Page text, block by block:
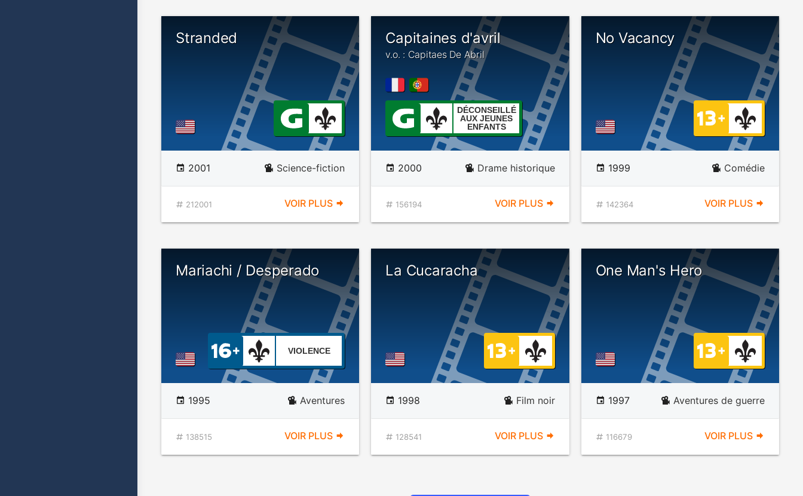
Stranded
2001 Science-fiction
212001 VOIR PLUS
Capitaines d'avril
v.o. : Capitaes De Abril
DÉCONSEILLÉ
AUX JEUNES
ENFANTS
2000 Drame historique
156194 VOIR PLUS
No Vacancy
1999 Comédie
142364 VOIR PLUS
Mariachi / Desperado
VIOLENCE
1995 Aventures
138515 VOIR PLUS
La Cucaracha
1998 Film noir
128541 VOIR PLUS
One Man's Hero
1997 Aventures de guerre
116679 VOIR PLUS